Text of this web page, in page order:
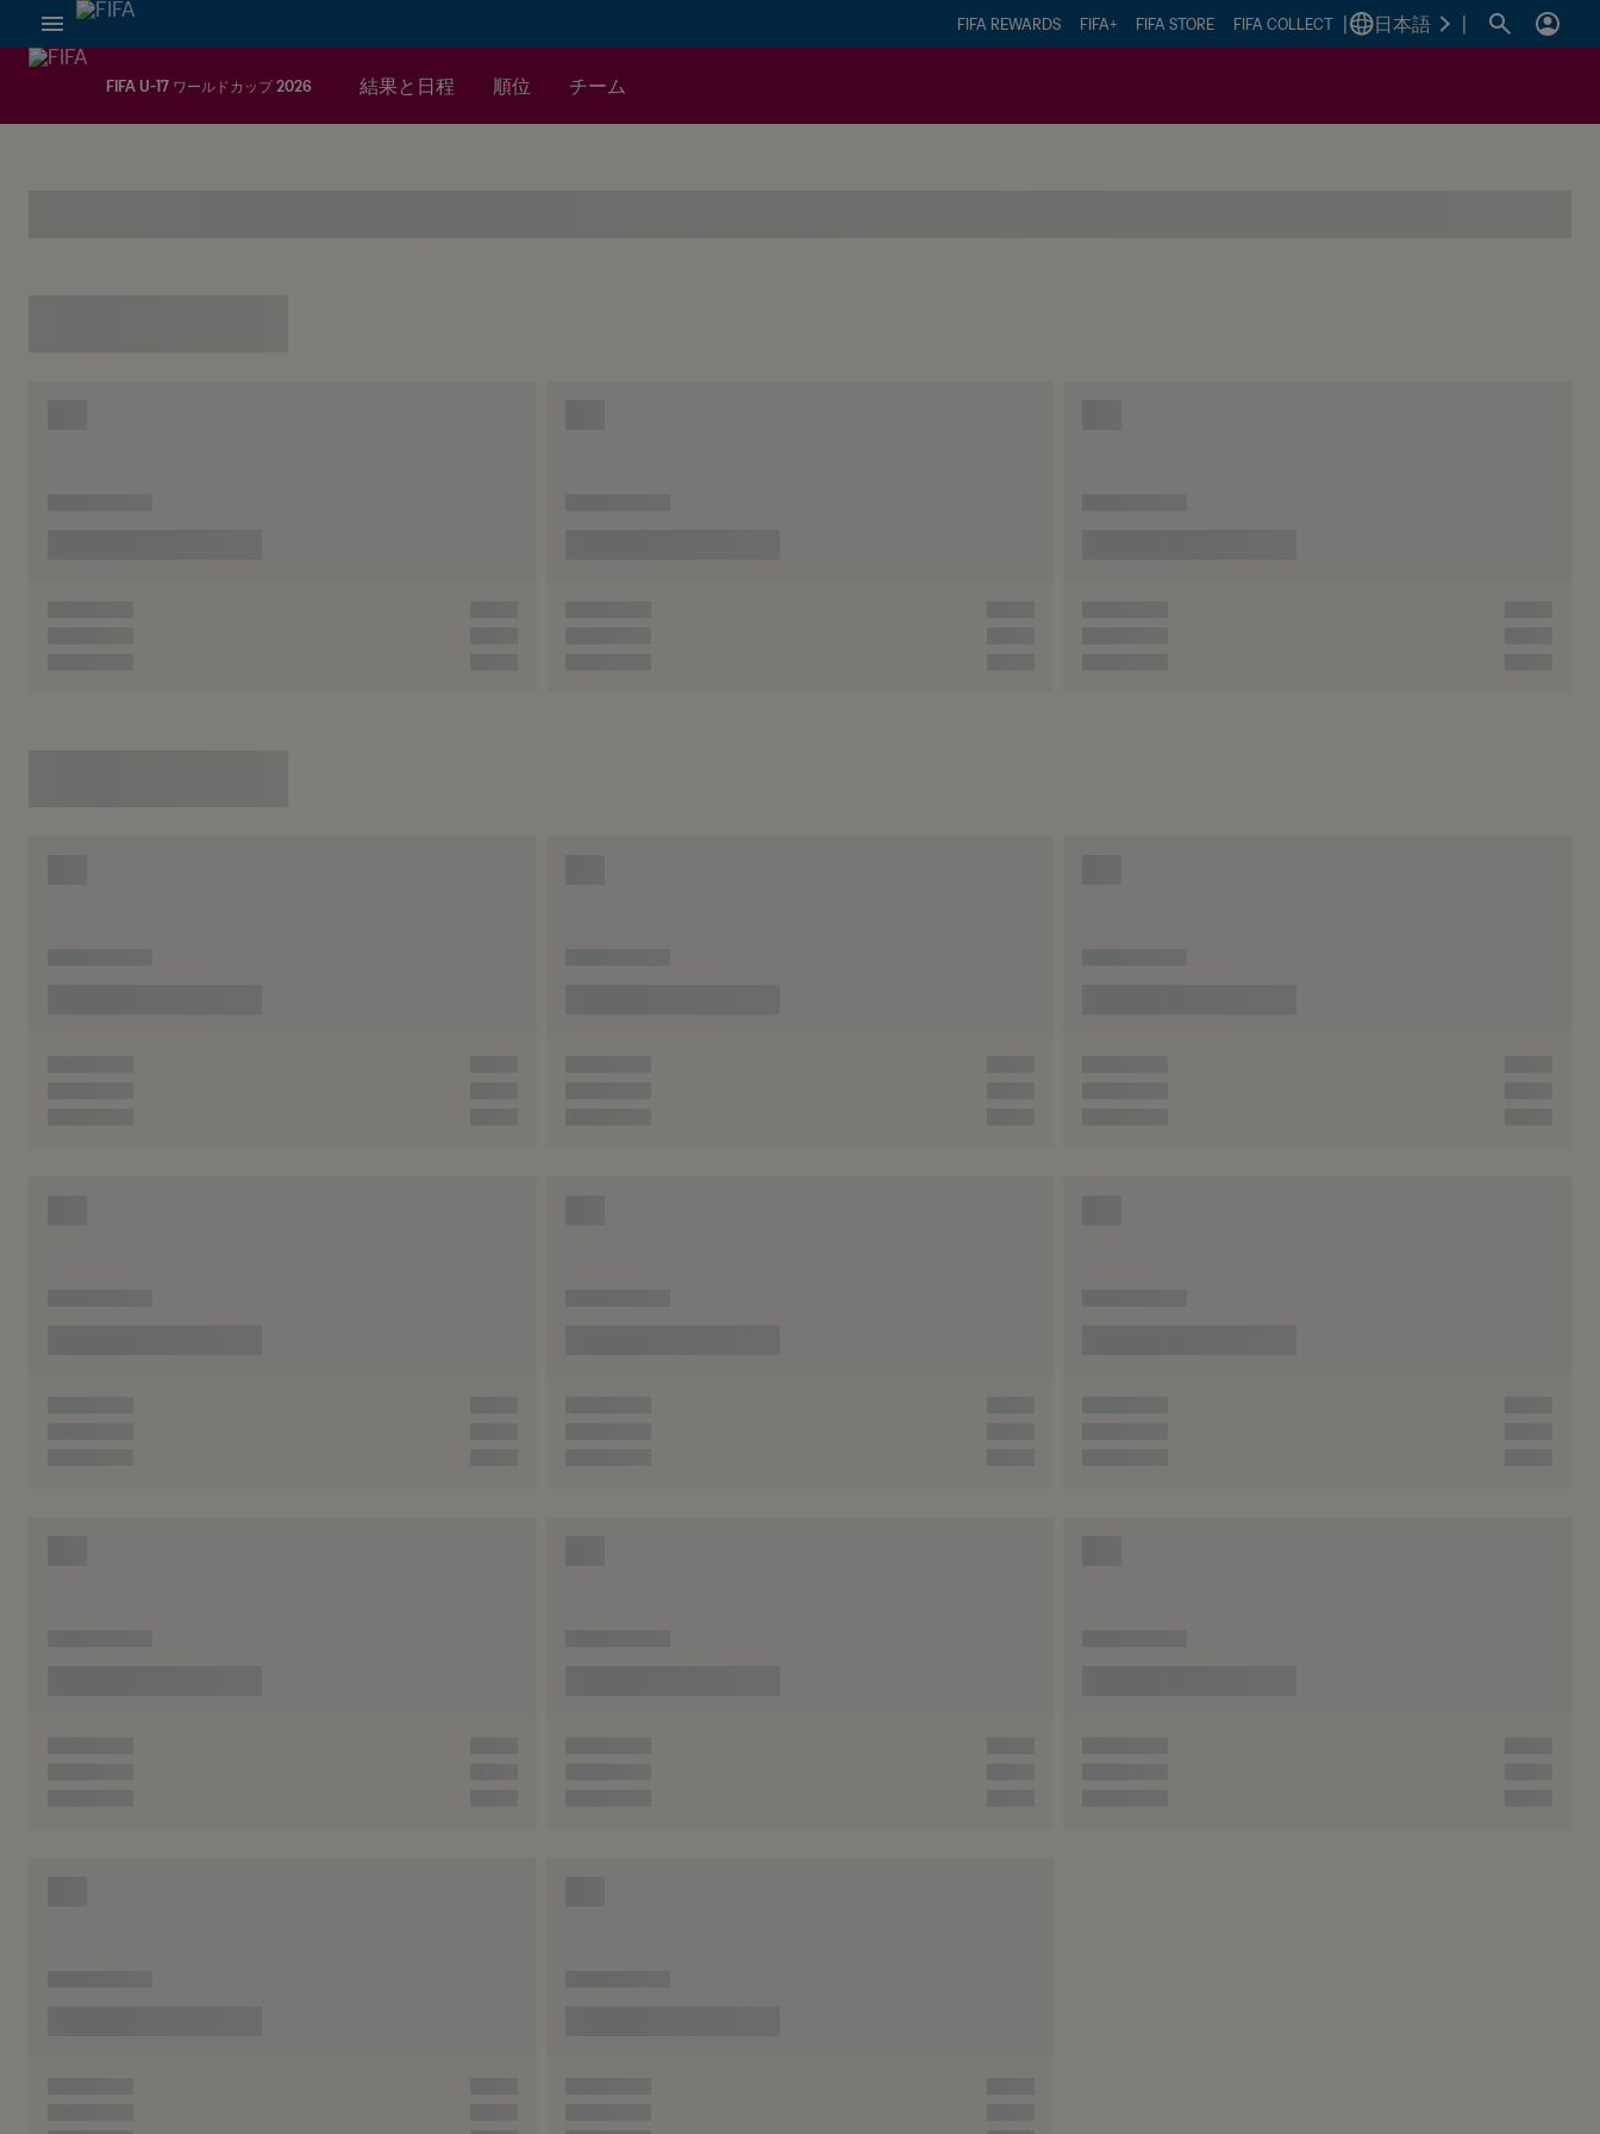
FIFA REWARDS FIFA+ FIFA STORE FIFA COLLECT 日本語
FIFA U-17 ワールドカップ 2026 結果と日程 順位 チーム